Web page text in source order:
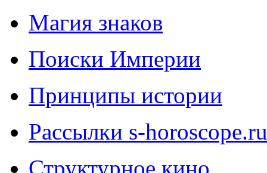
Магия знаков
Поиски Империи
Принципы истории
Рассылки s-horoscope.ru
Структурное кино